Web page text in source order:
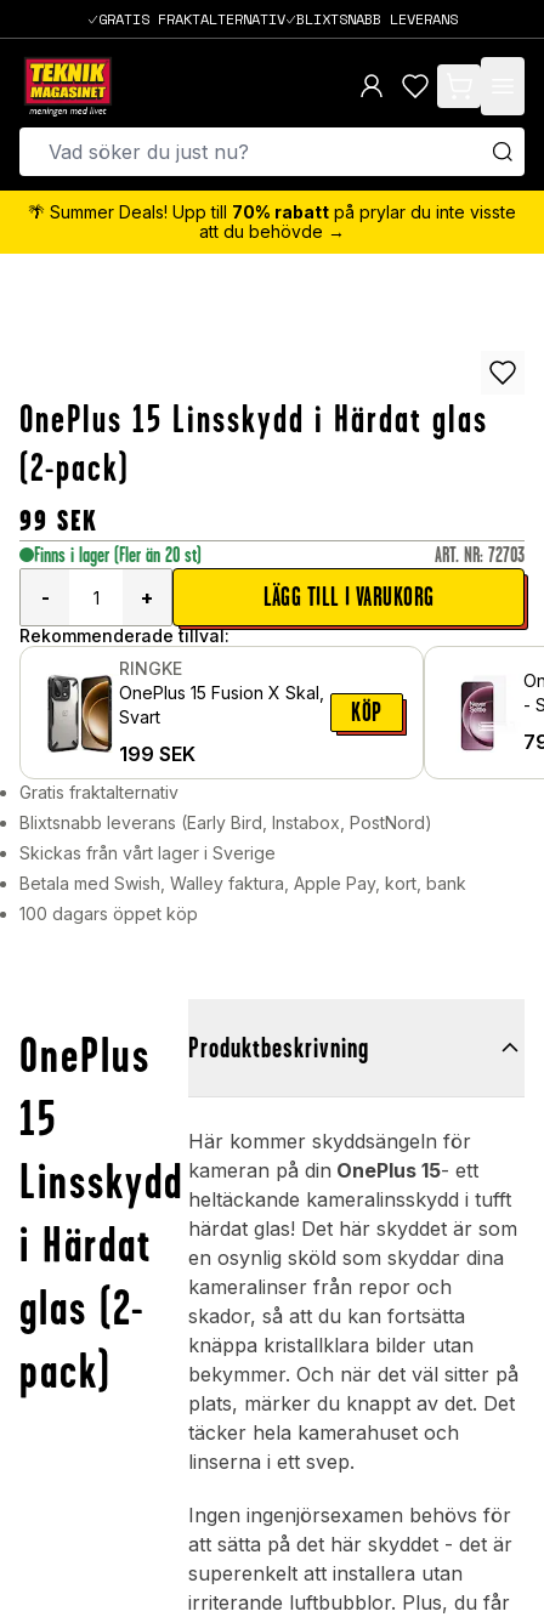
GRATIS FRAKTALTERNATIV BLIXTSNABB LEVERANS
items in cart,
🌴 Summer Deals! Upp till 70% rabatt på prylar du inte visste
att du behövde →
OnePlus 15 Linsskydd i Härdat glas
(2-pack)
99 SEK
Finns i lager (Fler än 20 st) ART. NR: 72703
-
+ LÄGG TILL I VARUKORG
Rekommenderade tillval:
RINGKE
OnePlus 15 Fusion X Skal,
Svart
199 SEK
KÖP
-
Gratis fraktalternativ
Blixtsnabb leverans (Early Bird, Instabox, PostNord)
Skickas från vårt lager i Sverige
Betala med Swish, Walley faktura, Apple Pay, kort, bank
100 dagars öppet köp
OnePlus
15
Linsskydd
i Härdat
glas (2-
pack)
Produktbeskrivning
Här kommer skyddsängeln för
kameran på din OnePlus 15- ett
heltäckande kameralinsskydd i tufft
härdat glas! Det här skyddet är som
en osynlig sköld som skyddar dina
kameralinser från repor och
skador, så att du kan fortsätta
knäppa kristallklara bilder utan
bekymmer. Och när det väl sitter på
plats, märker du knappt av det. Det
täcker hela kamerahuset och
linserna i ett svep.
Ingen ingenjörsexamen behövs för
att sätta på det här skyddet - det är
superenkelt att installera utan
irriterande luftbubblor. Plus, du får